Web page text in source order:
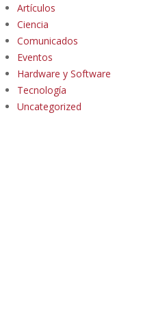
Artículos
Ciencia
Comunicados
Eventos
Hardware y Software
Tecnología
Uncategorized